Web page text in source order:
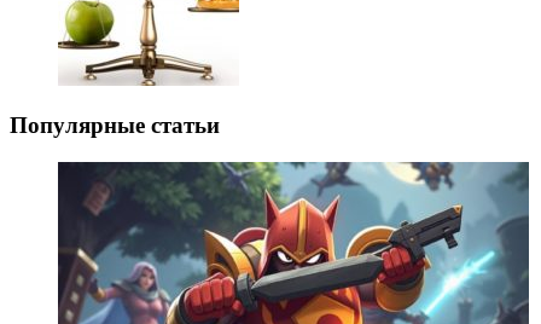
Популярные статьи